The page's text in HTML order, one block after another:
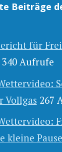
Beiträge
für
340 Aufrufe
Vollgas 267
kleine